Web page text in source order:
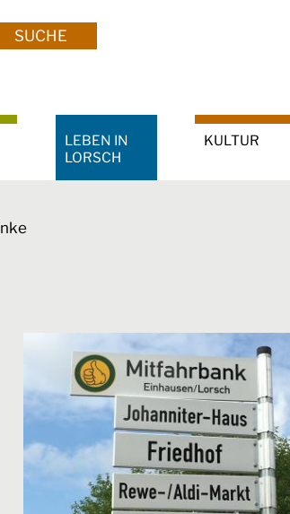
SUCHE
LEBEN IN
LORSCH
KULTUR